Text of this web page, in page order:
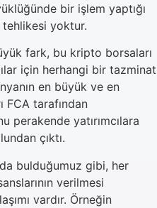
bir işlem yaptığı
tehlikesi yoktur.
fark, bu kripto borsaları
için herhangi bir tazminat
en büyük ve en
FCA tarafından
perakende yatırımcılara
çıktı.
bulduğumuz gibi, her
verilmesi
vardır. Örneğin